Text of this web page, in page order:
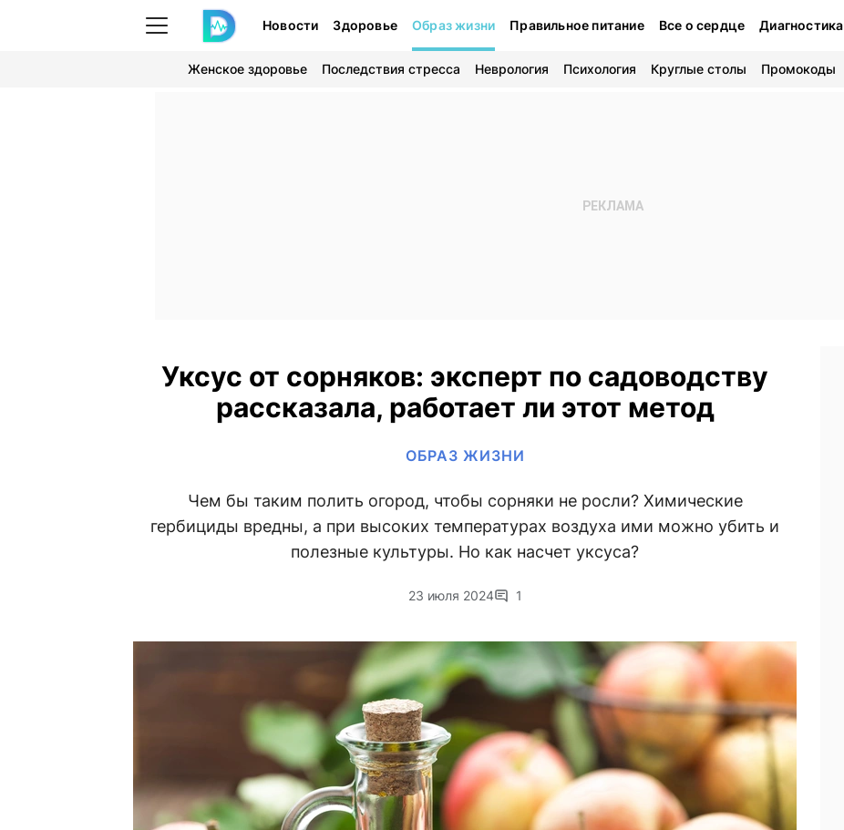
Новости Здоровье Образ жизни Правильное питание Все о сердце Диагностика
Женское здоровье Последствия стресса Неврология Психология Круглые столы Промокоды
Уксус от сорняков: эксперт по садоводству
рассказала, работает ли этот метод
ОБРАЗ ЖИЗНИ
Чем бы таким полить огород, чтобы сорняки не росли? Химические
гербициды вредны, а при высоких температурах воздуха ими можно убить и
полезные культуры. Но как насчет уксуса?
23 июля 2024 1